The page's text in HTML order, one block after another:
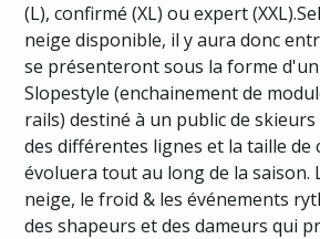
(L), confirmé (XL) ou expert
neige disponible, il y aura donc
se présenteront sous la forme
Slopestyle (enchainement de
rails) destiné à un public de
des différentes lignes et la taille de
évoluera tout au long de la saison.
neige, le froid & les événements
des shapeurs et des dameurs qui